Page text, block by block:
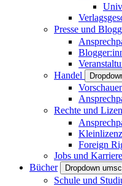
Presse und
Handel
Rechte und
Foreign
Jobs und Karriere
Bücher
Dropdown
Schule und